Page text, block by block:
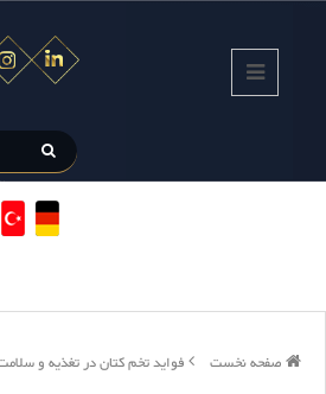
صفحه نخست فواید تخم کتان در تغذیه و